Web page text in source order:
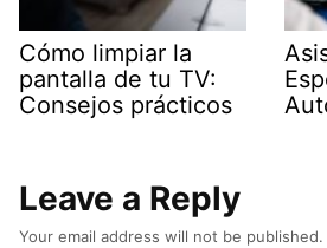
Cómo limpiar la
pantalla de tu TV:
Consejos prácticos
Leave a Reply
Your email address will not be published.